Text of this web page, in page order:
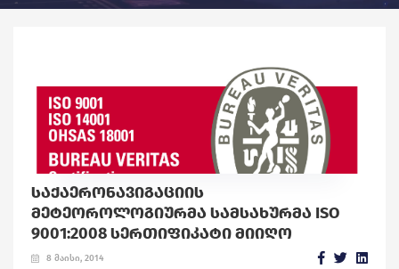
ᲡᲐᲥᲐᲔᲠᲝᲜᲐᲕᲘᲒᲐᲪᲘᲘᲡ
ᲛᲔᲢᲔᲝᲠᲝᲚᲝᲒᲘᲣᲠᲛᲐ ᲡᲐᲛᲡᲐᲮᲣᲠᲛᲐ ISO
9001:2008 ᲡᲔᲠᲗᲘᲤᲘᲙᲐᲢᲘ ᲛᲘᲘᲦᲝ
8 მაისი, 2014